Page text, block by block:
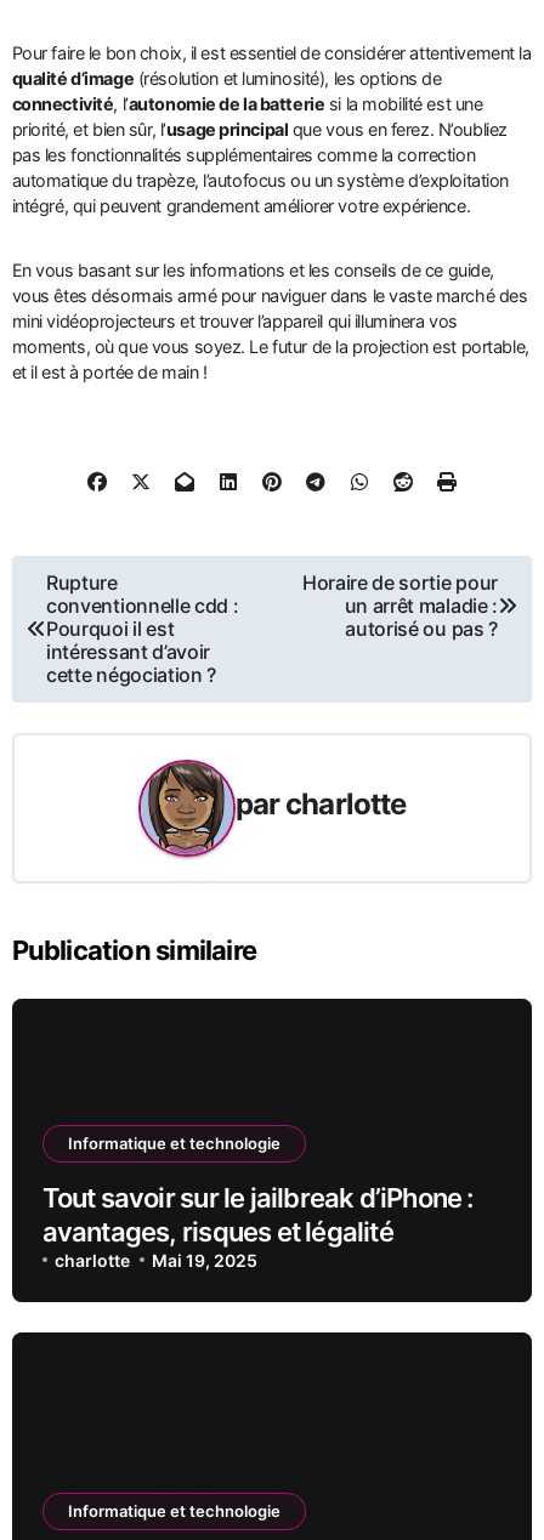
Pour faire le bon choix, il est essentiel de considérer attentivement la
qualité d’image (résolution et luminosité), les options de
connectivité, l’autonomie de la batterie si la mobilité est une
priorité, et bien sûr, l’usage principal que vous en ferez. N’oubliez
pas les fonctionnalités supplémentaires comme la correction
automatique du trapèze, l’autofocus ou un système d’exploitation
intégré, qui peuvent grandement améliorer votre expérience.
En vous basant sur les informations et les conseils de ce guide,
vous êtes désormais armé pour naviguer dans le vaste marché des
mini vidéoprojecteurs et trouver l’appareil qui illuminera vos
moments, où que vous soyez. Le futur de la projection est portable,
et il est à portée de main !
Navigation
de
l’article
Rupture
conventionnelle cdd :
Pourquoi il est
intéressant d’avoir
cette négociation ?
Horaire de sortie pour
un arrêt maladie :
autorisé ou pas ?
parcharlotte
Publication similaire
Informatique et technologie
Tout savoir sur le jailbreak d’iPhone :
avantages, risques et légalité
charlotte Mai 19, 2025
Informatique et technologie